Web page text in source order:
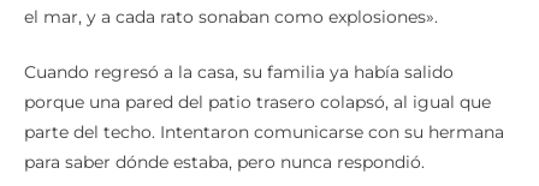
el mar, y a cada rato sonaban como explosiones».
Cuando regresó a la casa, su familia ya había salido
porque una pared del patio trasero colapsó, al igual que
parte del techo. Intentaron comunicarse con su hermana
para saber dónde estaba, pero nunca respondió.